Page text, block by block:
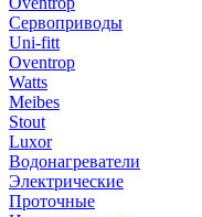
Сервоприводы
Uni-fitt
Oventrop
Watts
Meibes
Stout
Luxor
Водонагреватели
Электрические
Проточные